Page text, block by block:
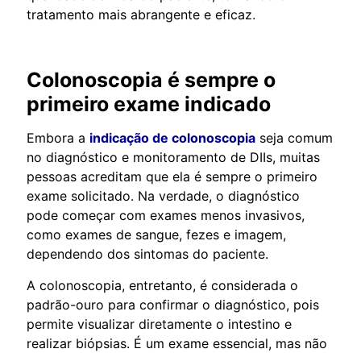
tratamento mais abrangente e eficaz.
Colonoscopia é sempre o
primeiro exame indicado
Embora a indicação de colonoscopia seja comum
no diagnóstico e monitoramento de DIIs, muitas
pessoas acreditam que ela é sempre o primeiro
exame solicitado. Na verdade, o diagnóstico
pode começar com exames menos invasivos,
como exames de sangue, fezes e imagem,
dependendo dos sintomas do paciente.
A colonoscopia, entretanto, é considerada o
padrão-ouro para confirmar o diagnóstico, pois
permite visualizar diretamente o intestino e
realizar biópsias. É um exame essencial, mas não